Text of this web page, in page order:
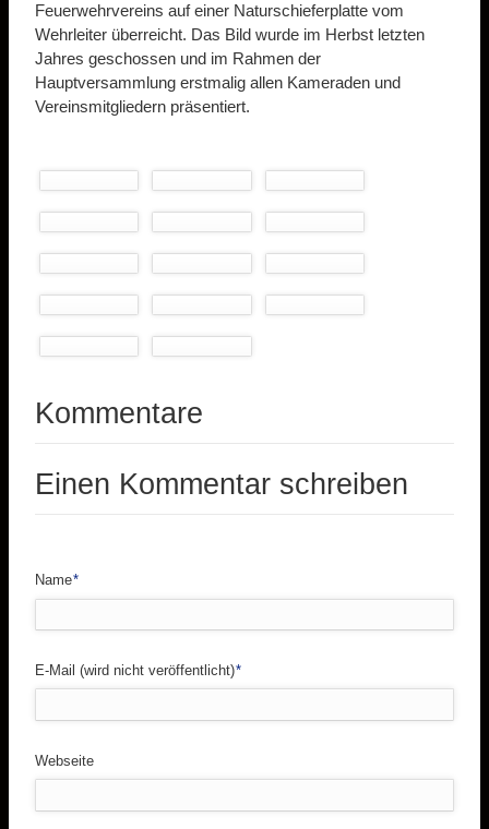
Feuerwehrvereins auf einer Naturschieferplatte vom
Wehrleiter überreicht. Das Bild wurde im Herbst letzten
Jahres geschossen und im Rahmen der
Hauptversammlung erstmalig allen Kameraden und
Vereinsmitgliedern präsentiert.
Kommentare
Einen Kommentar schreiben
Pflichtfeld
Name*
Pflichtfeld
E-Mail (wird nicht veröffentlicht)*
Webseite